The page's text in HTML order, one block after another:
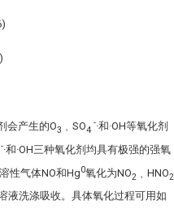
会产生的O3 ﹑SO4
-·和·OH等氧化剂
-·和·OH三种氧化剂均具有极强的强氧
性气体NO和Hg0氧化为NO2 ﹑HNO2
液洗涤吸收。具体氧化过程可用如